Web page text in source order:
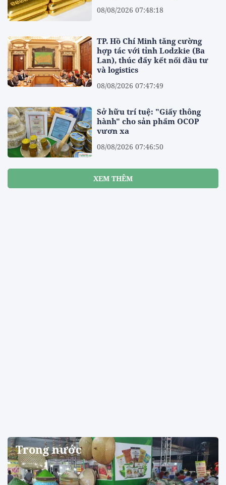
08/08/2026 07:48:18
TP. Hồ Chí Minh tăng cường
hợp tác với tỉnh Lodzkie (Ba
Lan), thúc đẩy kết nối đầu tư
và logistics
08/08/2026 07:47:49
Sở hữu trí tuệ: "Giấy thông
hành" cho sản phẩm OCOP
vươn xa
08/08/2026 07:46:50
XEM THÊM
Trong nước